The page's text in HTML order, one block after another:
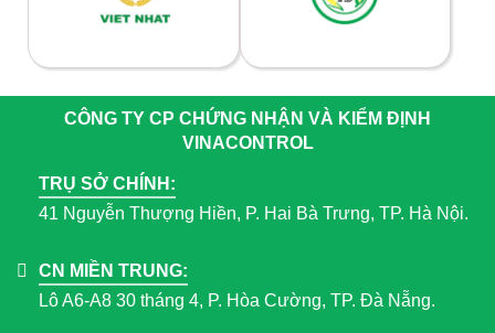
CÔNG TY CP CHỨNG NHẬN VÀ KIỂM ĐỊNH
VINACONTROL
TRỤ SỞ CHÍNH:
41 Nguyễn Thượng Hiền, P. Hai Bà Trưng, TP. Hà Nội.
CN MIỀN TRUNG:
Lô A6-A8 30 tháng 4, P. Hòa Cường, TP. Đà Nẵng.